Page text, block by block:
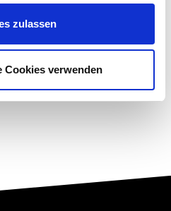
zulassen
Cookies verwenden